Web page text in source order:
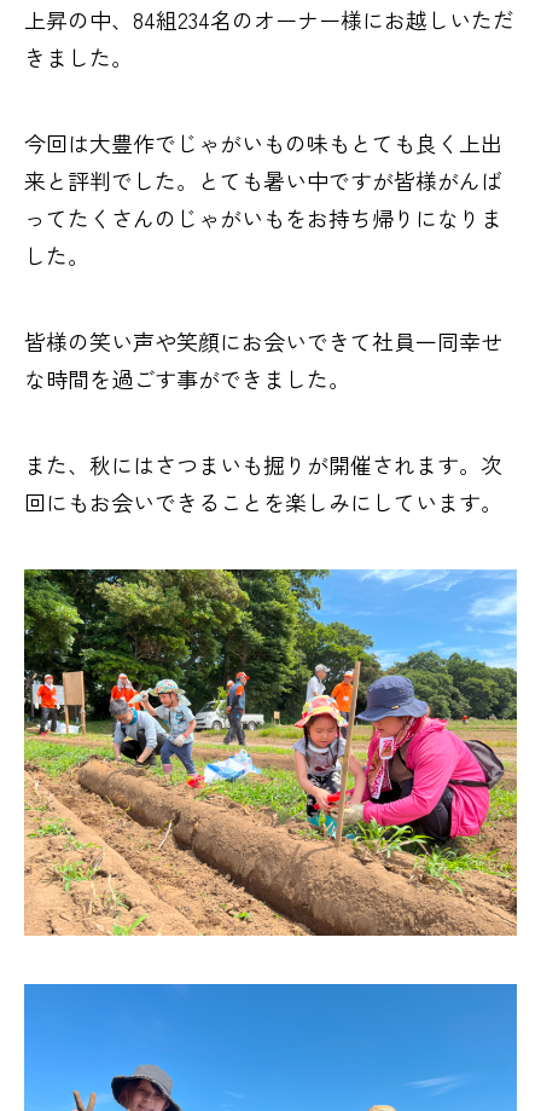
上昇の中、84組234名のオーナー様にお越しいただ
きました。
今回は大豊作でじゃがいもの味もとても良く上出
来と評判でした。とても暑い中ですが皆様がんば
ってたくさんのじゃがいもをお持ち帰りになりま
した。
皆様の笑い声や笑顔にお会いできて社員一同幸せ
な時間を過ごす事ができました。
また、秋にはさつまいも掘りが開催されます。次
回にもお会いできることを楽しみにしています。